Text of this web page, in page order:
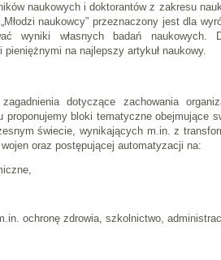
naukowych i doktorantów z zakresu
naukowcy” przeznaczony jest dla
wyniki własnych badań naukowych.
na najlepszy artykuł naukowy.
dotyczące zachowania
bloki tematyczne obejmujące
świecie, wynikających m.in. z
oraz postępującej automatyzacji na:
ochronę zdrowia, szkolnictwo,